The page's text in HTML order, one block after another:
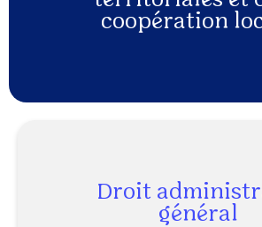
coopération
Droit
général